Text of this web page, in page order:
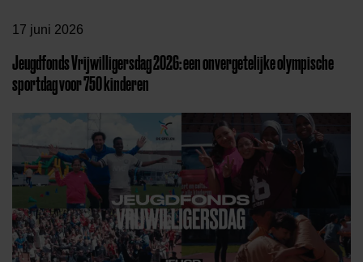
17 juni 2026
Jeugdfonds Vrijwilligersdag 2026: een onvergetelijke olympische
sportdag voor 750 kinderen